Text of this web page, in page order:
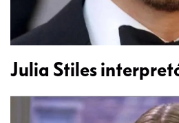
Julia Stiles